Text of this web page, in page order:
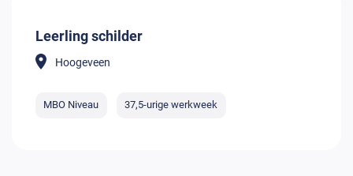
Leerling schilder
Hoogeveen
MBO Niveau 37,5-urige werkweek